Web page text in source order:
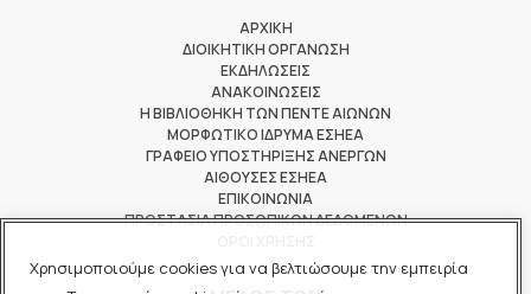
Χρησιμοποιούμε cookies για να βελτιώσουμε την εμπειρία
ΑΡΧΙΚΗ
ΔΙΟΙΚΗΤΙΚΗ ΟΡΓΑΝΩΣΗ
ΕΚΔΗΛΩΣΕΙΣ
ΑΝΑΚΟΙΝΩΣΕΙΣ
Η ΒΙΒΛΙΟΘΗΚΗ ΤΩΝ ΠΕΝΤΕ ΑΙΩΝΩΝ
ΜΟΡΦΩΤΙΚΟ ΙΔΡΥΜΑ ΕΣΗΕΑ
ΓΡΑΦΕΙΟ ΥΠΟΣΤΗΡΙΞΗΣ ΑΝΕΡΓΩΝ
ΑΙΘΟΥΣΕΣ ΕΣΗΕΑ
ΕΠΙΚΟΙΝΩΝΙΑ
ΠΡΟΣΤΑΣΙΑ ΠΡΟΣΩΠΙΚΩΝ ΔΕΔΟΜΕΝΩΝ